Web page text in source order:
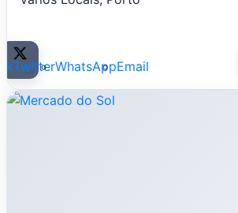
TwitterWhatsAppEmail